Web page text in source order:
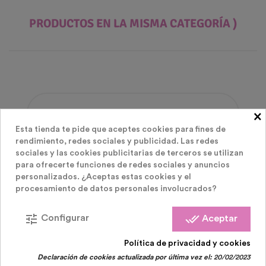
PRODUCTOS EN LA MISMA CATEGORÍA )
×
Esta tienda te pide que aceptes cookies para fines de
rendimiento, redes sociales y publicidad. Las redes
sociales y las cookies publicitarias de terceros se utilizan
para ofrecerte funciones de redes sociales y anuncios
personalizados. ¿Aceptas estas cookies y el
procesamiento de datos personales involucrados?
done_all Aceptar
tune Configurar
Política de privacidad y cookies
Declaración de cookies actualizada por última vez el:20/02/2023